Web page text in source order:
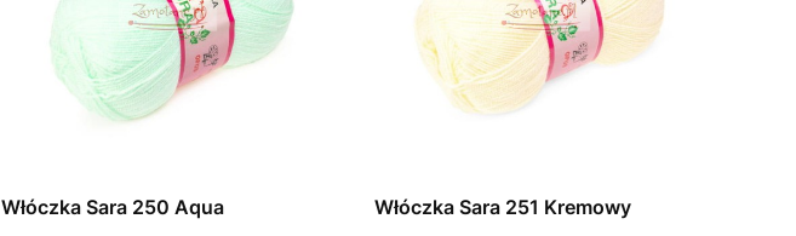
Włóczka Sara 250 Aqua Włóczka Sara 251 Kremowy